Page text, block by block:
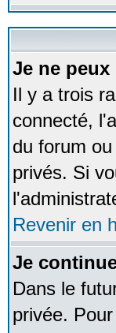
Je ne
Il y a trois
connecté,
du forum
privés. Si
Revenir en
Je
Dans le
privée.